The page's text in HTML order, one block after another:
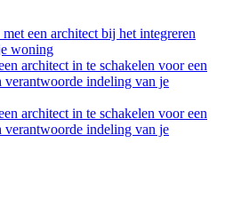
een architect bij het integreren
woning
architect in te schakelen voor een
verantwoorde indeling van je
architect in te schakelen voor een
verantwoorde indeling van je